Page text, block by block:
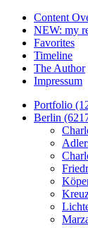
Content
NEW: my
Favorites
Timeline
The Author
Impressum
Portfolio
Berlin